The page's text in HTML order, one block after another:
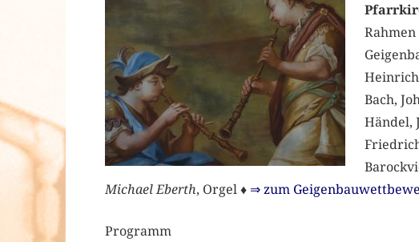
Heinrich
Bach,
Händel,
Michael Eberth, Orgel ♦ ⇒ zum
Programm